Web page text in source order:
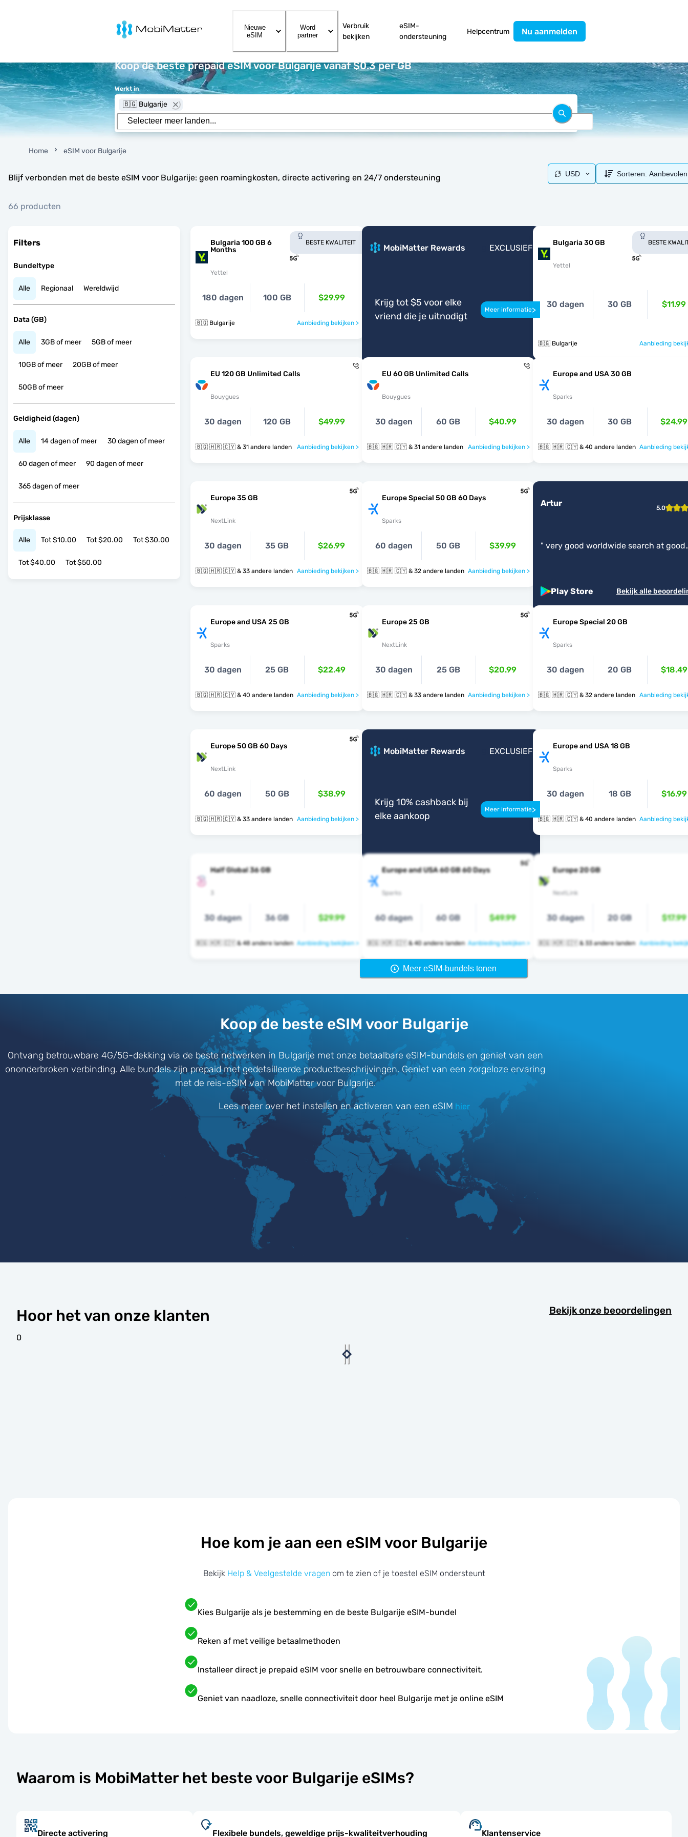
MobiMatter
Nieuwe
eSIM
Word
partner
Verbruik
bekijken
eSIM-
ondersteuning
Helpcentrum Nu aanmelden
Koop de beste prepaid eSIM voor Bulgarije vanaf $0.3 per GB
Werkt in
🇧🇬 Bulgarije
Home eSIM voor Bulgarije
Blijf verbonden met de beste eSIM voor Bulgarije: geen roamingkosten, directe activering en 24/7 ondersteuning
66 producten
USD Sorteren: Aanbevolen
Filters
Bundeltype
Alle Regionaal Wereldwijd
Data (GB)
Alle 3GB of meer 5GB of meer
10GB of meer 20GB of meer
50GB of meer
Geldigheid (dagen)
Alle 14 dagen of meer 30 dagen of meer
60 dagen of meer 90 dagen of meer
365 dagen of meer
Prijsklasse
Alle Tot $10.00 Tot $20.00 Tot $30.00
Tot $40.00 Tot $50.00
Bulgaria 100 GB 6
Months
Yettel
BESTE KWALITEIT
180 dagen 100 GB $29.99
🇧🇬 Bulgarije Aanbieding bekijken >
MobiMatter Rewards EXCLUSIEF
Krijg tot $5 voor elke
vriend die je uitnodigt
Meer informatie>
Bulgaria 30 GB
Yettel
BESTE
30 dagen 30 GB $11.99
🇧🇬 Bulgarije Aanbieding
EU 120 GB Unlimited Calls
Bouygues
30 dagen 120 GB $49.99
🇧🇬 🇭🇷 🇨🇾 & 31 andere landen Aanbieding bekijken >
EU 60 GB Unlimited Calls
Bouygues
30 dagen 60 GB $40.99
🇧🇬 🇭🇷 🇨🇾 & 31 andere landen Aanbieding bekijken >
Europe and USA 30 GB
Sparks
30 dagen 30 GB $24.99
🇧🇬 🇭🇷 🇨🇾 & 40 andere landen Aanbieding
Europe 35 GB
NextLink
30 dagen 35 GB $26.99
🇧🇬 🇭🇷 🇨🇾 & 33 andere landen Aanbieding bekijken >
Europe Special 50 GB 60 Days
Sparks
60 dagen 50 GB $39.99
🇧🇬 🇭🇷 🇨🇾 & 32 andere landen Aanbieding bekijken >
Artur 5.0
" very good worldwide search at good
Play Store Bekijk alle
Europe and USA 25 GB
Sparks
30 dagen 25 GB $22.49
🇧🇬 🇭🇷 🇨🇾 & 40 andere landen Aanbieding bekijken >
Europe 25 GB
NextLink
30 dagen 25 GB $20.99
🇧🇬 🇭🇷 🇨🇾 & 33 andere landen Aanbieding bekijken >
Europe Special 20 GB
Sparks
30 dagen 20 GB $18.49
🇧🇬 🇭🇷 🇨🇾 & 32 andere landen Aanbieding
Europe 50 GB 60 Days
NextLink
60 dagen 50 GB $38.99
🇧🇬 🇭🇷 🇨🇾 & 33 andere landen Aanbieding bekijken >
MobiMatter Rewards EXCLUSIEF
Krijg 10% cashback bij
elke aankoop
Meer informatie>
Europe and USA 18 GB
Sparks
30 dagen 18 GB $16.99
🇧🇬 🇭🇷 🇨🇾 & 40 andere landen Aanbieding
Half Global 36 GB
30 dagen 36 GB $29.99
🇧🇬 🇭🇷 🇨🇾 & 48 andere landen Aanbieding bekijken >
Europe and USA 60 GB 60 Days
Sparks
60 dagen 60 GB $49.99
🇧🇬 🇭🇷 🇨🇾 & 40 andere landen Aanbieding bekijken >
Europe 20 GB
NextLink
30 dagen 20 GB $17.99
🇧🇬 🇭🇷 🇨🇾 & 33 andere landen Aanbieding
Meer eSIM-bundels tonen
Koop de beste eSIM voor Bulgarije
Ontvang betrouwbare 4G/5G-dekking via de beste netwerken in Bulgarije met onze betaalbare eSIM-bundels en geniet van een
ononderbroken verbinding. Alle bundels zijn prepaid met gedetailleerde productbeschrijvingen. Geniet van een zorgeloze ervaring
met de reis-eSIM van MobiMatter voor Bulgarije.
Lees meer over het instellen en activeren van een eSIM hier
Hoor het van onze klanten Bekijk onze beoordelingen
0
Hoe kom je aan een eSIM voor Bulgarije
Bekijk Help & Veelgestelde vragenom te zien of je toestel eSIM ondersteunt
Kies Bulgarije als je bestemming en de beste Bulgarije eSIM-bundel
Reken af met veilige betaalmethoden
Installeer direct je prepaid eSIM voor snelle en betrouwbare connectiviteit.
Geniet van naadloze, snelle connectiviteit door heel Bulgarije met je online eSIM
Waarom is MobiMatter het beste voor Bulgarije eSIMs?
Directe activering Flexibele bundels, geweldige prijs-kwaliteitverhouding Klantenservice